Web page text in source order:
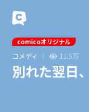
comicoオリジナル
コメディ 11.5万
別れた翌日